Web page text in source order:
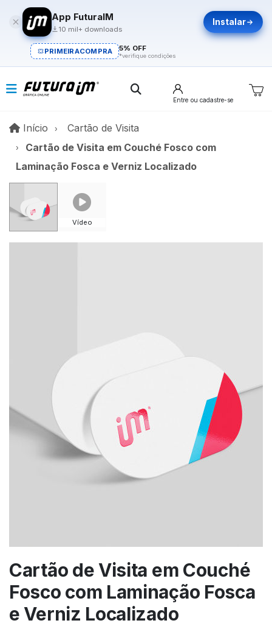
App FuturaIM
10 mil+ downloads
Instalar
PRIMEIRACOMPRA 5% OFF
*verifique condições
Entre ou cadastre-se
Início InícioCartão de Visita
Cartão de Visita em Couché Fosco com
Laminação Fosca e Verniz Localizado
Vídeo
Cartão de Visita em Couché
Fosco com Laminação Fosca
e Verniz Localizado